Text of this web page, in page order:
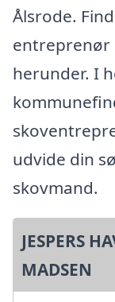
Ålsrode.
entreprenør
herunder. I
udvide din
skovmand.
JESPERS
MADSEN